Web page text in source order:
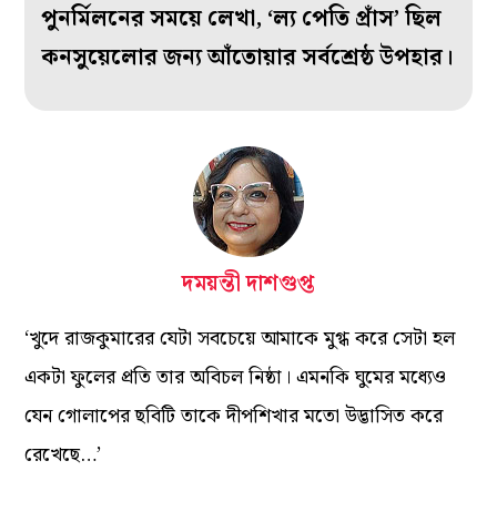
পুনর্মিলনের সময়ে লেখা, ‘ল্য পেতি প্রাঁস’ ছিল
কনসুয়েলোর জন্য আঁতোয়ার সর্বশ্রেষ্ঠ উপহার।
দময়ন্তী দাশগুপ্ত
‘খুদে রাজকুমারের যেটা সবচেয়ে আমাকে মুগ্ধ করে সেটা হল
একটা ফুলের প্রতি তার অবিচল নিষ্ঠা। এমনকি ঘুমের মধ্যেও
যেন গোলাপের ছবিটি তাকে দীপশিখার মতো উদ্ভাসিত করে
রেখেছে…’